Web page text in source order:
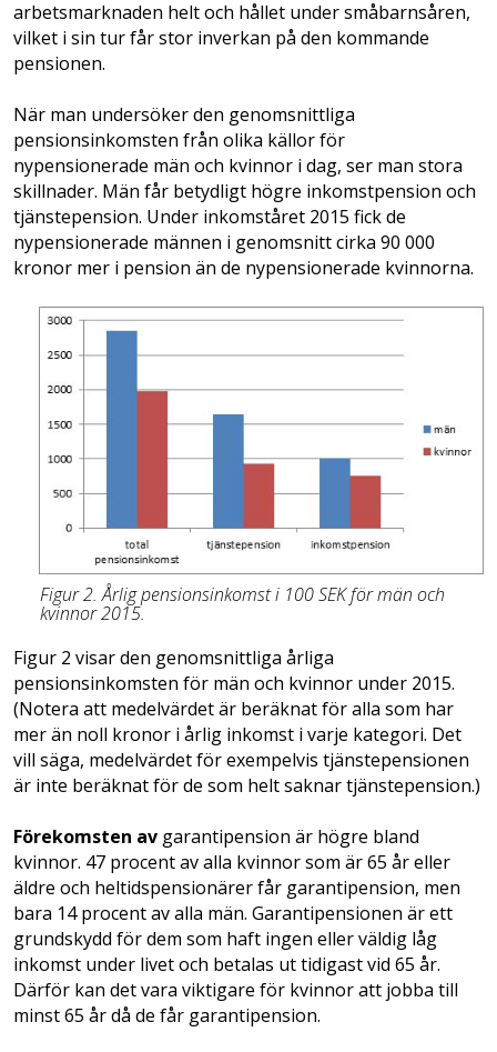
arbetsmarknaden helt och hållet under småbarnsåren,
vilket i sin tur får stor inverkan på den kommande
pensionen.
När man undersöker den genomsnittliga
pensionsinkomsten från olika källor för
nypensionerade män och kvinnor i dag, ser man stora
skillnader. Män får betydligt högre inkomstpension och
tjänstepension. Under inkomståret 2015 fick de
nypensionerade männen i genomsnitt cirka 90 000
kronor mer i pension än de nypensionerade kvinnorna.
Figur 2. Årlig pensionsinkomst i 100 SEK för män och
kvinnor 2015.
Figur 2 visar den genomsnittliga årliga
pensionsinkomsten för män och kvinnor under 2015.
(Notera att medelvärdet är beräknat för alla som har
mer än noll kronor i årlig inkomst i varje kategori. Det
vill säga, medelvärdet för exempelvis tjänstepensionen
är inte beräknat för de som helt saknar tjänstepension.)
Förekomsten av garantipension är högre bland
kvinnor. 47 procent av alla kvinnor som är 65 år eller
äldre och heltidspensionärer får garantipension, men
bara 14 procent av alla män. Garantipensionen är ett
grundskydd för dem som haft ingen eller väldig låg
inkomst under livet och betalas ut tidigast vid 65 år.
Därför kan det vara viktigare för kvinnor att jobba till
minst 65 år då de får garantipension.